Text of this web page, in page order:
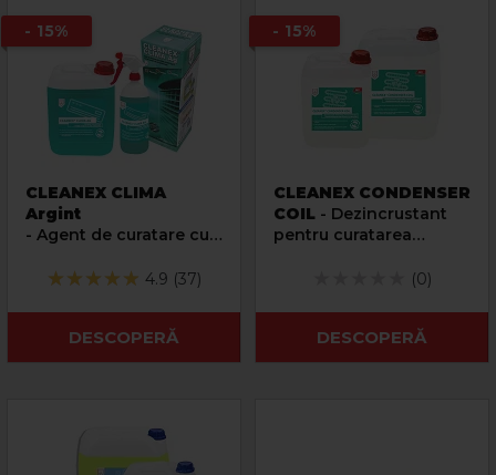
- 15%
CLEANEX CLIMA
Argint
- Agent de curatare cu
pentru aparate de aer
4.9 (37)
DESCOPERĂ
- 15%
CLEANEX CONDENSER
COIL - Dezincrustant
pentru curatarea
unitatilor de climatizare
(0)
DESCOPERĂ